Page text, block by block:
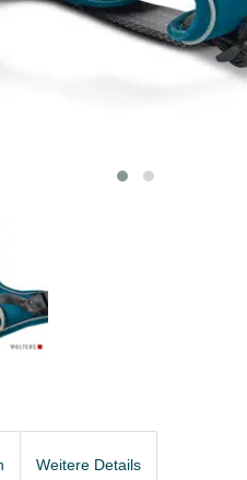
Weitere Details